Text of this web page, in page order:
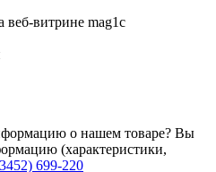
витрине mag1c
о нашем товаре? Вы
(характеристики,
699-220